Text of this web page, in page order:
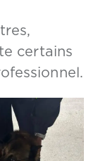
certains